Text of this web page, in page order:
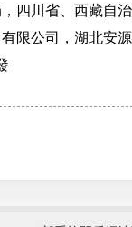
川省、西藏自
限公司，湖北安
國防部